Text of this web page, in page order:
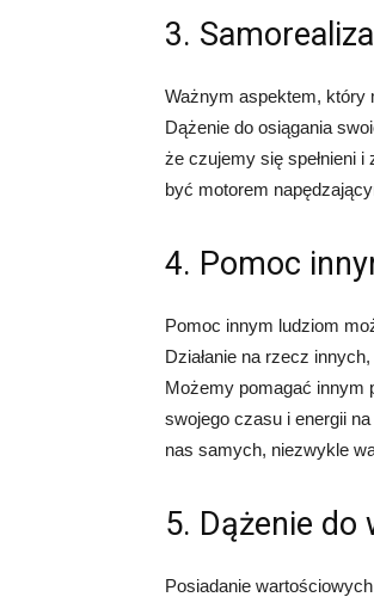
3.
Ważnym aspektem, który
Dążenie do osiągania
że czujemy się spełnieni
być motorem
4. Pomoc
Pomoc innym ludziom
Działanie na rzecz
Możemy pomagać innym
swojego czasu i energii
nas samych, niezwykle
5. Dążenie
Posiadanie